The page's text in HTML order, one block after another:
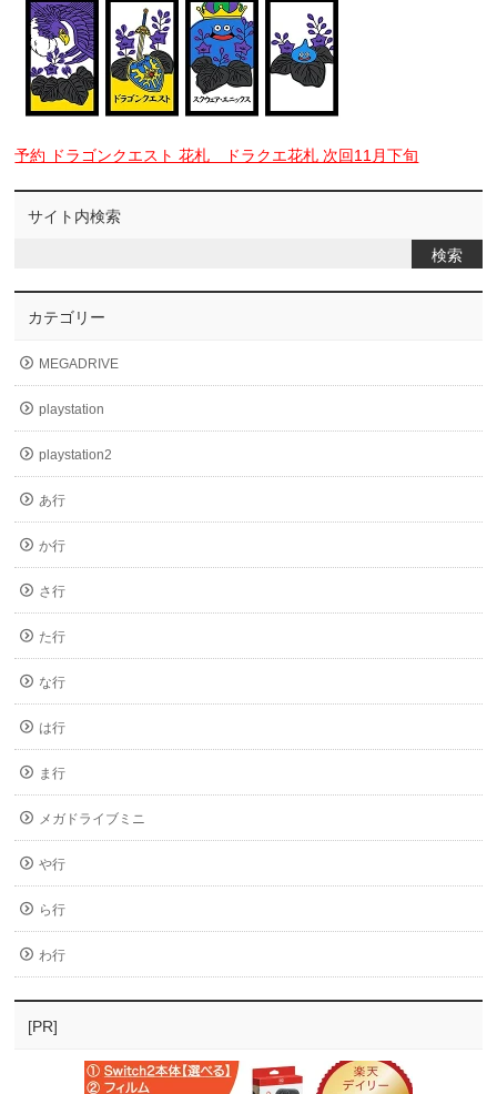
予約 ドラゴンクエスト 花札 ドラクエ花札 次回11月下旬
サイト内検索
カテゴリー
MEGADRIVE
playstation
playstation2
あ行
か行
さ行
た行
な行
は行
ま行
メガドライブミニ
や行
ら行
わ行
[PR]